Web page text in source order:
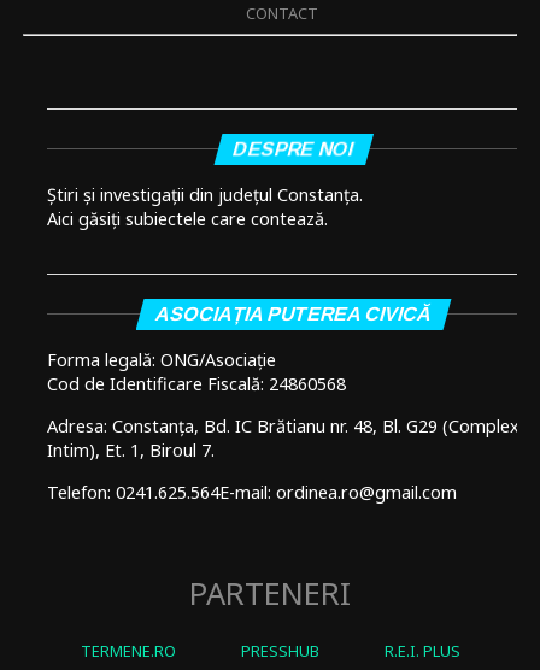
CONTACT
DESPRE NOI
Știri și investigații din județul Constanța.
Aici găsiți subiectele care contează.
ASOCIAȚIA PUTEREA CIVICĂ
Forma legală: ONG/Asociație
Cod de Identificare Fiscală: 24860568
Adresa: Constanța, Bd. IC Brătianu nr. 48, Bl. G29 (Complex
Intim), Et. 1, Biroul 7.
Telefon: 0241.625.564E-mail: ordinea.ro@gmail.com
PARTENERI
TERMENE.RO PRESSHUB R.E.I. PLUS